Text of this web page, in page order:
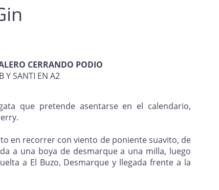
CERRANDO PODIO
Y SANTI EN A2
que pretende asentarse en el calendario,
en recorrer con viento de poniente suavito, de
a una boya de desmarque a una milla, luego
a El Buzo, Desmarque y llegada frente a la